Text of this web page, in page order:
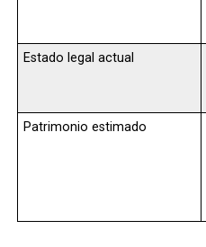
Estado legal actual
Patrimonio estimado